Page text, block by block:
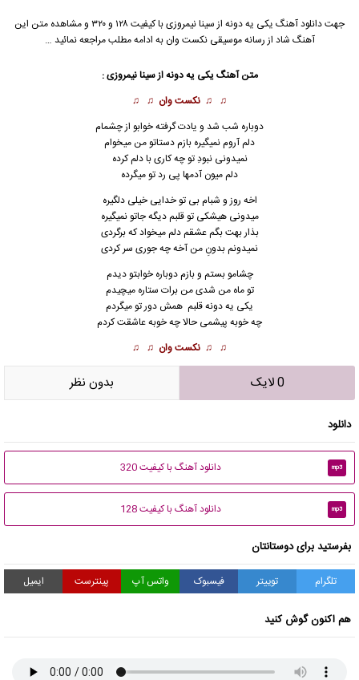
جهت دانلود آهنگ یکی یه دونه از سینا نیمروزی با کیفیت ۱۲۸ و ۳۲۰ و مشاهده متن این
آهنگ شاد از رسانه موسیقی نکست وان به ادامه مطلب مراجعه نمائید …
متن آهنگ یکی یه دونه از سینا نیمروزی :
♫ ♫ نکست وان ♫ ♫
دوباره شب شد و یادت گرفته خوابو از چشمام
دلم آروم نمیگیره بازم دستاتو من میخوام
نمیدونی نبودِ تو چه کاری با دلم کرده
دلم میون آدمها پی رد تو میگرده
اخه روز و شبام بی تو خدایی خیلی دلگیره
میدونی هیشکی تو قلبم دیگه جاتو نمیگیره
بذار بهت بگم عشقم دلم میخواد که برگردی
نمیدونم بدونِ من آخه چه جوری سر کردی
چشامو بستم و بازم دوباره خوابتو دیدم
تو ماه من شدی من برات ستاره میچیدم
یکی یه دونه قلبم همش دور تو میگردم
چه خوبه پیشمی حالا چه خوبه عاشقت کردم
♫ ♫ نکست وان ♫ ♫
0 لایک بدون نظر
دانلود
mp3 دانلود آهنگ با کیفیت 320
mp3 دانلود آهنگ با کیفیت 128
بفرستید برای دوستانتان
تلگرام توییتر فیسبوک واتس آپ پینترست ایمیل
هم اکنون گوش کنید